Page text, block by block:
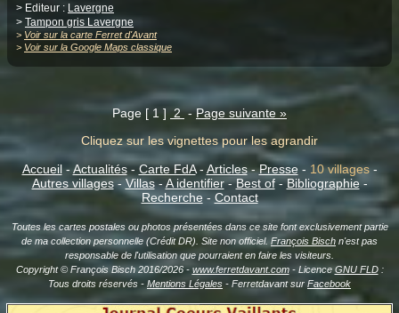
> Editeur : Lavergne
> Tampon gris Lavergne
> Voir sur la carte Ferret d'Avant
> Voir sur la Google Maps classique
Page [ 1 ] 2-Page suivante »
Cliquez sur les vignettes pour les agrandir
Accueil- Actualités-Carte FdA- Articles-Presse- 10 villages-
Autres villages- Villas- A identifier-Best of-Bibliographie-
Recherche - Contact
Toutes les cartes postales ou photos présentées dans ce site font exclusivement partie
de ma collection personnelle (Crédit DR). Site non officiel. François Bisch n'est pas
responsable de l'utilisation que pourraient en faire les visiteurs.
Copyright © François Bisch 2016/2026 - www.ferretdavant.com- Licence GNU FLD:
Tous droits réservés - Mentions Légales - Ferretdavant sur Facebook